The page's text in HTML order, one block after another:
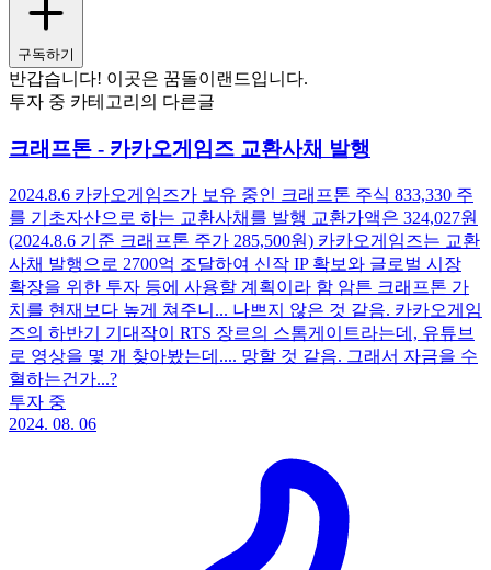
구독하기
반갑습니다! 이곳은 꿈돌이랜드입니다.
투자 중 카테고리의 다른글
크래프톤 - 카카오게임즈 교환사채 발행
2024.8.6 카카오게임즈가 보유 중인 크래프톤 주식 833,330 주
를 기초자산으로 하는 교환사채를 발행 교환가액은 324,027원
(2024.8.6 기준 크래프톤 주가 285,500원) 카카오게임즈는 교환
사채 발행으로 2700억 조달하여 신작 IP 확보와 글로벌 시장
확장을 위한 투자 등에 사용할 계획이라 함 암튼 크래프톤 가
치를 현재보다 높게 쳐주니... 나쁘지 않은 것 같음. 카카오게임
즈의 하반기 기대작이 RTS 장르의 스톰게이트라는데, 유튜브
로 영상을 몇 개 찾아봤는데.... 망할 것 같음. 그래서 자금을 수
혈하는건가...?
투자 중
2024. 08. 06